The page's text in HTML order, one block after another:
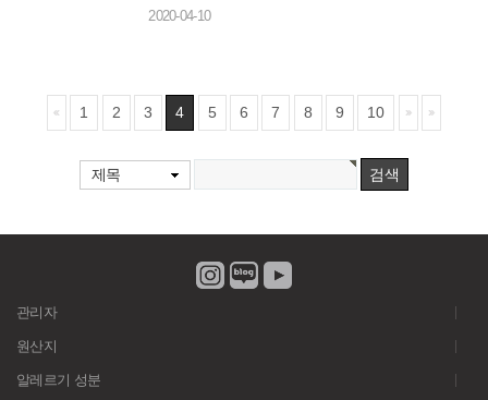
2020-04-10
1 2 3 4 5 6 7 8 9 10
제목
관리자
원산지
알레르기 성분